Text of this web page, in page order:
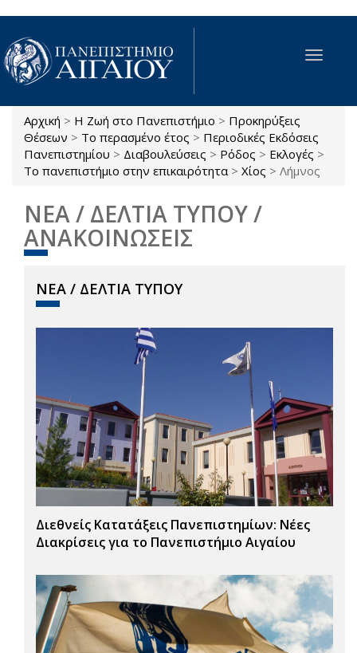
Παράκαμψη προς το κυρίως περιεχόμενο
Toggle
Είστε εδώ
Αρχική > Η Ζωή στο Πανεπιστήμιο > Προκηρύξεις
Θέσεων > Το περασμένο έτος > Περιοδικές Εκδόσεις
Πανεπιστημίου > Διαβουλεύσεις > Ρόδος > Εκλογές >
Το πανεπιστήμιο στην επικαιρότητα > Χίος > Λήμνος
ΝΕΑ / ΔΕΛΤΙΑ ΤΥΠΟΥ /
ΑΝΑΚΟΙΝΩΣΕΙΣ
ΝΕΑ / ΔΕΛΤΙΑ ΤΥΠΟΥ
Διεθνείς Κατατάξεις Πανεπιστημίων: Νέες
Διακρίσεις για το Πανεπιστήμιο Αιγαίου